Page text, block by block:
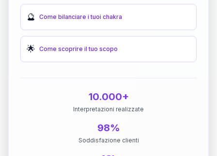
🔮 Come bilanciare i tuoi chakra
🌟 Come scoprire il tuo scopo
10.000+
Interpretazioni realizzate
98%
Soddisfazione clienti